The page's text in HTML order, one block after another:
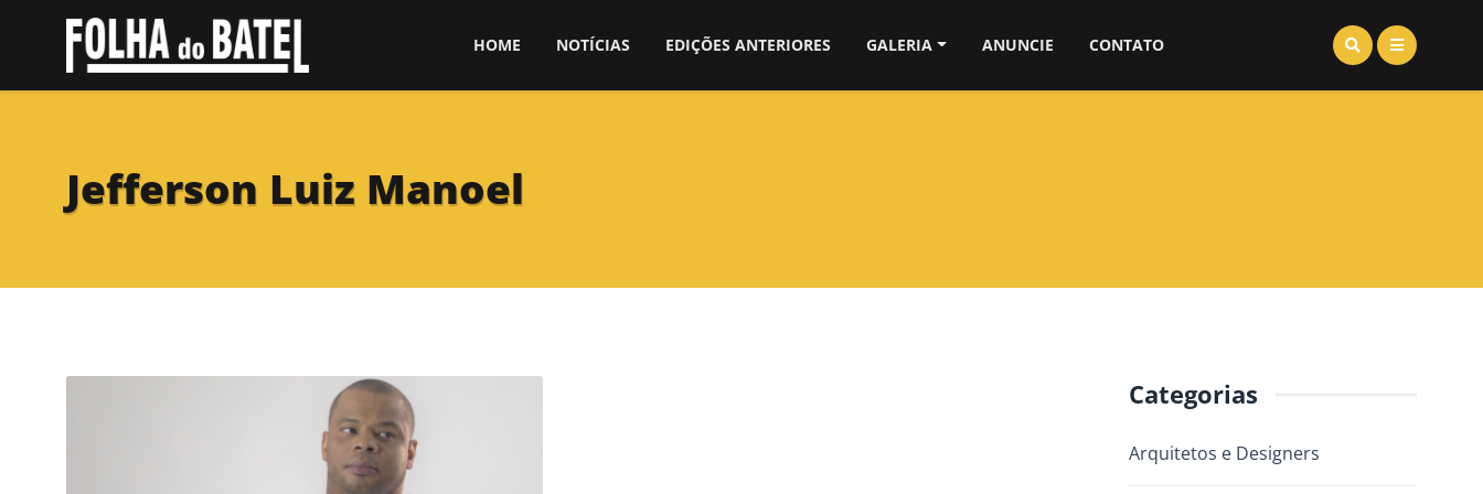
HOME NOTÍCIAS EDIÇÕES ANTERIORES GALERIA ANUNCIE CONTATO
Jefferson Luiz Manoel
Categorias
Arquitetos e Designers